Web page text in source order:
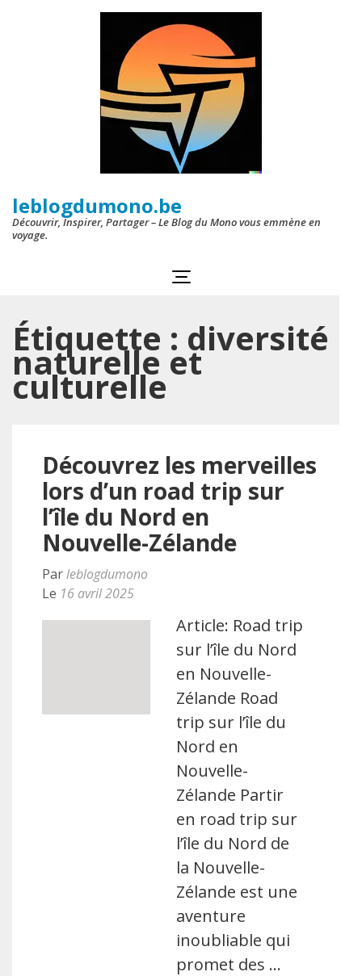
leblogdumono.be
Découvrir, Inspirer, Partager – Le Blog du Mono vous emmène en
voyage.
Étiquette : diversité
naturelle et
culturelle
Découvrez les merveilles
lors d’un road trip sur
l’île du Nord en
Nouvelle-Zélande
Parleblogdumono
Le 16 avril 2025
Article: Road trip
sur l’île du Nord
en Nouvelle-
Zélande Road
trip sur l’île du
Nord en
Nouvelle-
Zélande Partir
en road trip sur
l’île du Nord de
la Nouvelle-
Zélande est une
aventure
inoubliable qui
promet des …